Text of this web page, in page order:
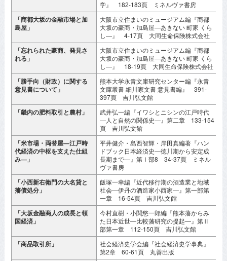
学』 182-183頁 ミネルヴァ書房
「商都大坂の金融市場と加
島屋」
大阪市立住まいのミュージアム編『商都
大坂の豪商・加島屋―あきない 町家 くら
し―』 4-17頁 大同生命保険株式会社
「忘れられた豪商、発見さ
れる」
大阪市立住まいのミュージアム編『商都
大坂の豪商・加島屋―あきない 町家 くら
し―』 18-19頁 大同生命保険株式会社
「勝手向（財政）に関する
意見書について」
熊本大学永青文庫研究センター編『永青
文庫叢書 細川家文書 意見書編』 391-
397頁 吉川弘文館
「畿内の肥料取引と農村」
武井弘一編『イワシとニシンの江戸時代
―人と自然の関係史―』第二章 133-154
頁 吉川弘文館
「米市場・両替屋―江戸時
代経済の中枢を支えた仕組
み―」
平井健介・島西智輝・岸田真編著『ハン
ドブック日本経済史―徳川期から安定成
長期まで―』第Ⅰ部8 34-37頁 ミネル
ヴァ書房
「小西新右衛門の大名貸と
藩債処分」
飯塚一幸編『近代移行期の酒造業と地域
社会―伊丹の酒造家小西家―』第一部第
一章 16-54頁 吉川弘文館
「大坂金融商人の成長と領
国経済」
今村直樹・小関悠一郎編『熊本藩からみ
た日本近世―比較藩研究の提起―』第Ⅱ
部第一章 112-150頁 吉川弘文館
「商品取引所」
社会経済史学会編『社会経済史学事典』
第2章 60-61頁 丸善出版